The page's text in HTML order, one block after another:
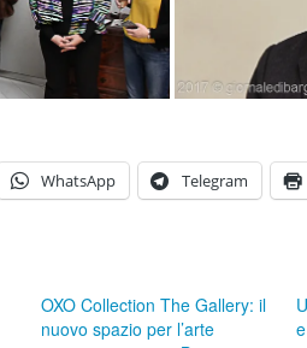
WhatsApp Telegram
OXO Collection The Gallery: il
nuovo spazio per l’arte